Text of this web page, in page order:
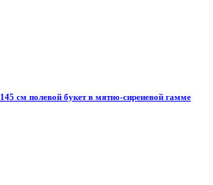
см полевой букет в мятно-сиреневой гамме